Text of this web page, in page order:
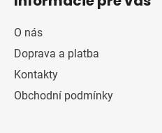
O nás
Doprava a platba
Kontakty
Obchodní podmínky